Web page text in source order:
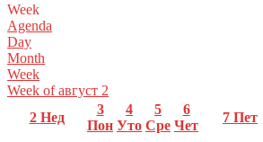
Week
Agenda
Day
Month
Week
Week of август 2
2 Нед
3
Пон
4
Уто
5
Сре
6
Чет
7 Пет